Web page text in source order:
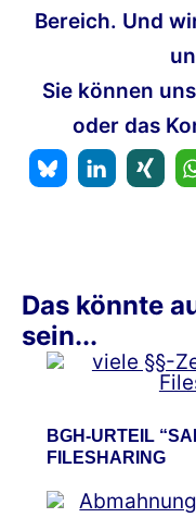
Bereich. Und
Sie können
oder das
Das könnte
sein...
BGH-URTEIL
FILESHARING